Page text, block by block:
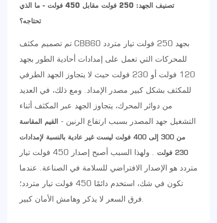
تصنيف الجهد: 250 فولت مقابل 450 فولت - ما الذي
تحتاجه؟
تم تصميم مكثف CBB60 بجهد 250 فولت تيار متردد
للمحركات التي تعمل على إمدادات أحادية الطور بجهد
120 فولت أو 230 فولت حيث لا يتجاوز الجهد الطرفي
للمكثف بشكل كبير مصدر الإمداد. ومع ذلك، في العديد
من دوائر المحرك، يتجاوز الجهد عبر المكثف أثناء
التشغيل جهد المصدر بسبب ارتفاع الرنين - القيم المقاسة
من 300 إلى 400 فولت ليست غير عادية بالنسبة لإمدادات
230 فولت
. ولهذا السبب أصبح إصدار 450 فولت تيار
متردد هو الإصدار الافتراضي للسلامة في الصناعة. عندما
تكون في شك، استخدم دائمًا 450 فولت تيار متردد؛